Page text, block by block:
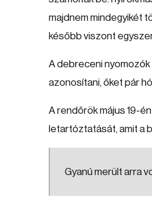
majdnem mindegyikét
később viszont
A debreceni
azonosítani, őket pár
A rendőrök május 19-
letartóztatását, amit a
Gyanú merült arra